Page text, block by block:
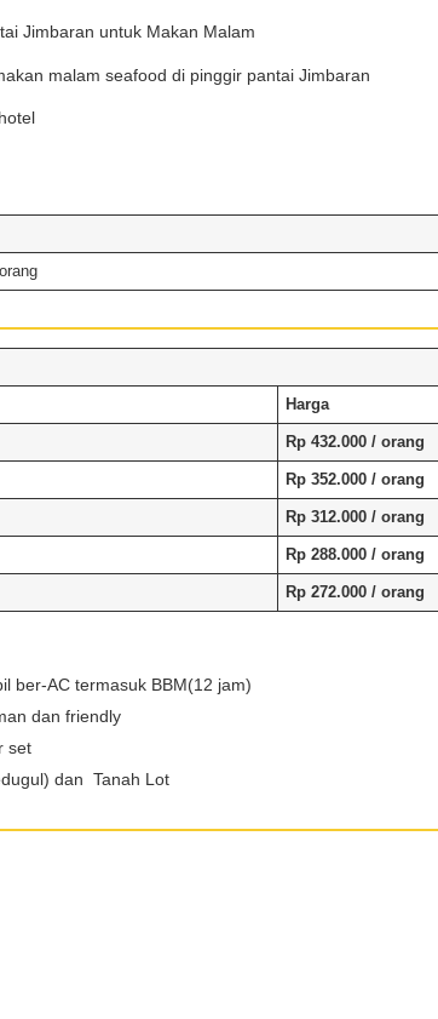
Jimbaran untuk Makan Malam
malam seafood di pinggir pantai Jimbaran
Harga
Rp 432.000/ orang
Rp 352.000/ orang
Rp 312.000/ orang
Rp 288.000/ orang
Rp 272.000/ orang
ber-AC termasuk BBM(12 jam)
dan friendly
set
dan Tanah Lot